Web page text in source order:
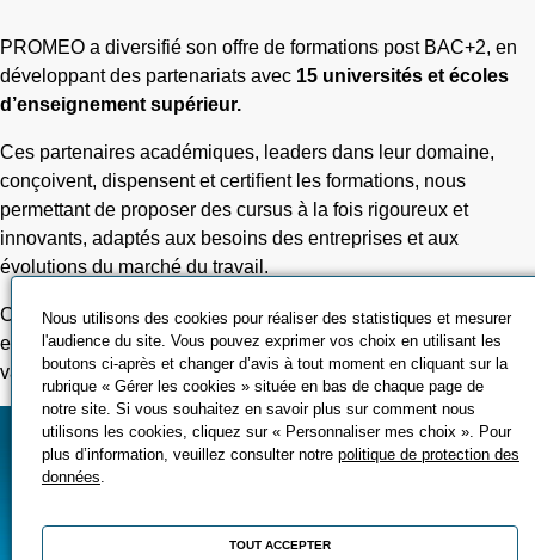
PROMEO a diversifié son offre de formations post BAC+2, en
développant des partenariats avec 15 universités et écoles
d’enseignement supérieur.
Ces partenaires académiques, leaders dans leur domaine,
conçoivent, dispensent et certifient les formations, nous
permettant de proposer des cursus à la fois rigoureux et
innovants, adaptés aux besoins des entreprises et aux
évolutions du marché du travail.
Ces coopérations permettent à nos étudiants de bénéficier d’un
enseignement de qualité, de certifications hautement
valorisées et d’un tremplin solide pour une carrière réussie.
Nous utilisons des cookies pour réaliser des statistiques et mesurer
l'audience du site. Vous pouvez exprimer vos choix en utilisant les
boutons ci-après et changer d’avis à tout moment en cliquant sur la
rubrique « Gérer les cookies » située en bas de chaque page de
notre site. Si vous souhaitez en savoir plus sur comment nous
utilisons les cookies, cliquez sur « Personnaliser mes choix ». Pour
plus d’information, veuillez consulter notre politique de protection des
données
TOUT ACCEPTER